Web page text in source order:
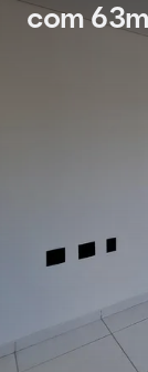
com